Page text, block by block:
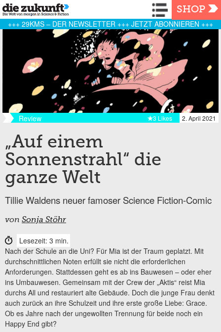
Navigation
SHOP
+++ 29KMS – DER NEWSLETTER +++ JETZT ABONNIEREN +++
Review 2. April 2021
3 Likes
„Auf einem
Sonnenstrahl“ die
ganze Welt
Tillie Waldens neuer famoser Science Fiction-Comic
von Sonja Stöhr
Lesezeit: 3 min.
Nach der Schule an die Uni? Für Mia ist der Traum geplatzt. Mit
durchschnittlichen Noten erfüllt sie nicht die erforderlichen
Anforderungen. Stattdessen geht es ab ins Bauwesen – oder eher
ins Umbauwesen. Gemeinsam mit der Crew der „Aktis“ reist Mia
durchs All und restauriert alte Gebäude. Doch die junge Frau denkt
auch zurück an ihre Schulzeit und ihre erste große Liebe: Grace.
Ob es Jahre nach der ungewollten Trennung für beide noch ein
Happy End gibt?